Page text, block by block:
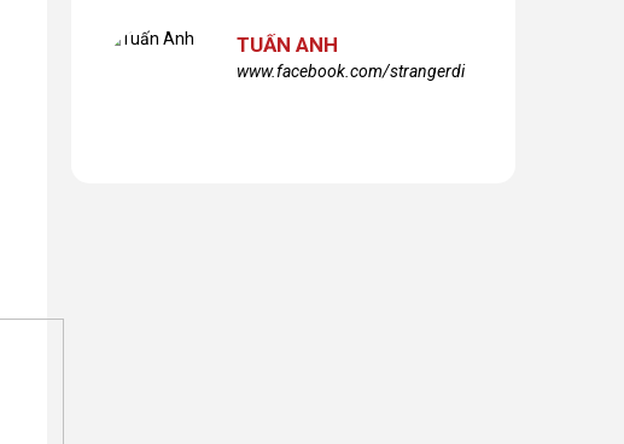
nhiều!
TUẤN ANH
www.facebook.com/strangerdi